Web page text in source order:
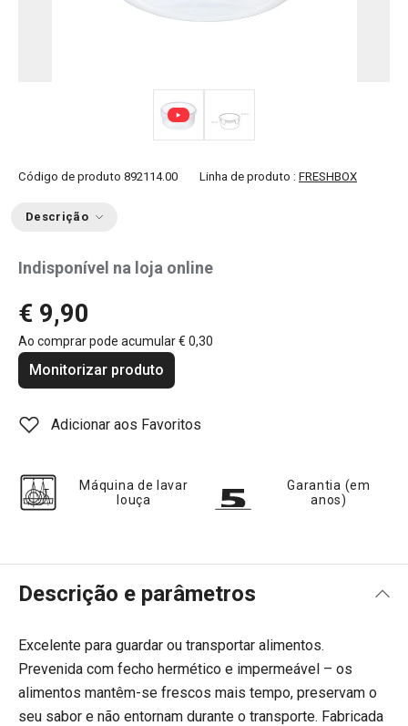
Código de produto 892114.00 Linha de produto : FRESHBOX
Descrição
Indisponível na loja online
€ 9,90
Ao comprar pode acumular€ 0,30
Monitorizar produto
Adicionar aos Favoritos
Máquina de lavar
louça
Garantia (em
anos)
Descrição e parâmetros
Excelente para guardar ou transportar alimentos.
Prevenida com fecho hermético e impermeável – os
alimentos mantêm-se frescos mais tempo, preservam o
seu sabor e não entornam durante o transporte. Fabricada